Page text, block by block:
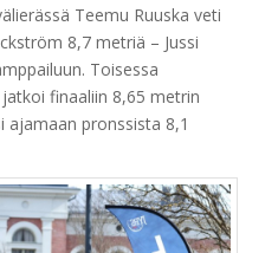
Teemu Ruuska veti
8,7 metriä – Jussi
Toisessa
finaaliin 8,65 metrin
ajamaan pronssista 8,1